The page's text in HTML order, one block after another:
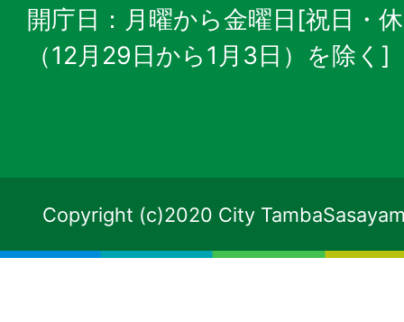
開庁日：月曜から金曜日[祝日・
（12月29日から1月3日）を除く]
Copyright (c)2020 City